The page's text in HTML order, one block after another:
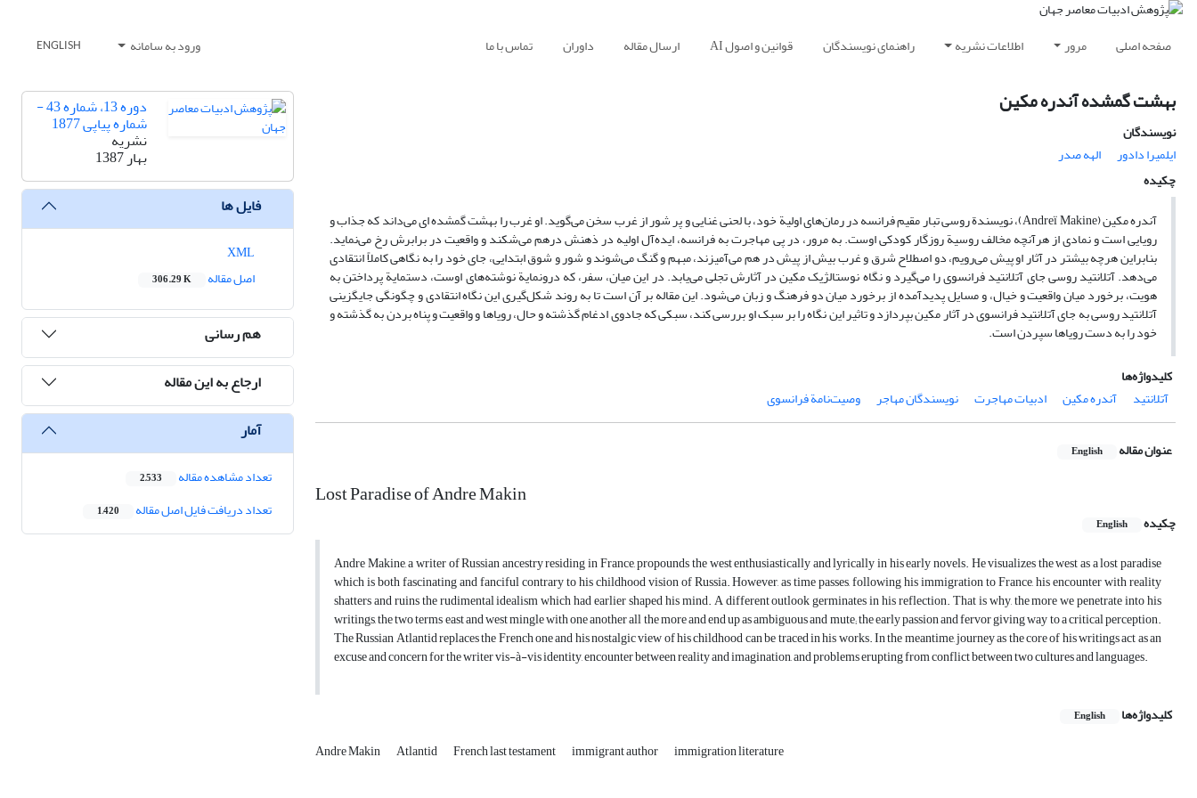
صفحه اصلی مرور اطلاعات نشریه راهنمای نویسندگان قوانین و اصول AI ارسال مقاله داوران تماس با ما ورود به سامانه ENGLISH
بهشت گمشده آندره مکین
نویسندگان
ایلمیرا دادور
الهه صدر
چکیده
آندره مکین (Andreï Makine)، نویسندة روسی تبار مقیم فرانسه در رمان‌های اولیة خود، با لحنی غنایی و پر شور از غرب سخن می‌گوید. او غرب را بهشت گمشده ای می‌داند که جذاب و
رویایی است و نمادی از هرآنچه مخالف روسیة روزگار کودکی اوست. به مرور، در پی مهاجرت به فرانسه، ایده‌آل اولیه در ذهنش درهم می‌شکند و واقعیت در برابرش رخ می‌نماید.
بنابراین هرچه بیشتر در آثار او پیش می‌رویم، دو اصطلاح شرق و غرب بیش از پیش در هم می‌آمیزند، مبهم و گنگ می‌شوند و شور و شوق ابتدایی، جای خود را به نگاهی کاملاً انتقادی
می‌دهد. آتلانتید روسی جای آتلانتید فرانسوی را می‌گیرد و نگاه نوستالژیک مکین در آثارش تجلی می‌یابد. در این میان، سفر، که درونمایة نوشته‌های اوست، دستمایة پرداختن به
هویت، برخورد میان واقعیت و خیال، و مسایل پدیدآمده از برخورد میان دو فرهنگ و زبان می‌شود. این مقاله بر آن است تا به روند شکل‌گیری این نگاه انتقادی و چگونگی جایگزینی
آتلانتید روسی به جای آتلانتید فرانسوی در آثار مکین بپردازد و تاثیر این نگاه را بر سبک او بررسی کند، سبکی که جادوی ادغام گذشته و حال، رویاها و واقعیت و پناه بردن به گذشته و
خود را به دست رویاها سپردن است.
کلیدواژه‌ها
آتلانتید
آندره مکین ادبیات مهاجرت نویسندگان مهاجر وصیت‌نامة فرانسوی
عنوان مقاله English
Lost Paradise of Andre Makin
چکیده English
Andre Makine, a writer of Russian ancestry residing in France, propounds the west enthusiastically and lyrically in his early novels. He visualizes the west as a lost paradise
which is both fascinating and fanciful contrary to his childhood vision of Russia. However, as time passes, following his immigration to France, his encounter with reality
shatters and ruins the rudimental idealism which had earlier shaped his mind. A different outlook germinates in his reflection. That is why, the more we penetrate into his
writings, the two terms east and west mingle with one another all the more and end up as ambiguous and mute; the early passion and fervor giving way to a critical perception.
The Russian Atlantid replaces the French one and his nostalgic view of his childhood can be traced in his works. In the meantime, journey as the core of his writings act as an
excuse and concern for the writer vis-à-vis identity, encounter between reality and imagination, and problems erupting from conflict between two cultures and languages.
کلیدواژه‌ها English
Andre Makin Atlantid French last testament immigrant author immigration literature
دوره 13، شماره 43 -
شماره پیاپی 1877
نشریه
بهار 1387
فایل ها
اصل مقاله
306.29 K
هم رسانی
ارجاع به این مقاله
آمار
تعداد مشاهده مقاله 2,533
تعداد دریافت فایل اصل مقاله 1,420